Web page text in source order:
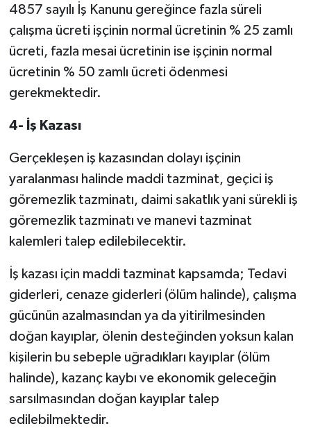
4857 sayılı İş Kanunu gereğince fazla süreli
çalışma ücreti işçinin normal ücretinin % 25 zamlı
ücreti, fazla mesai ücretinin ise işçinin normal
ücretinin % 50 zamlı ücreti ödenmesi
gerekmektedir.
4- İş Kazası
Gerçekleşen iş kazasından dolayı işçinin
yaralanması halinde maddi tazminat, geçici iş
göremezlik tazminatı, daimi sakatlık yani sürekli iş
göremezlik tazminatı ve manevi tazminat
kalemleri talep edilebilecektir.
İş kazası için maddi tazminat kapsamda; Tedavi
giderleri, cenaze giderleri (ölüm halinde), çalışma
gücünün azalmasından ya da yitirilmesinden
doğan kayıplar, ölenin desteğinden yoksun kalan
kişilerin bu sebeple uğradıkları kayıplar (ölüm
halinde), kazanç kaybı ve ekonomik geleceğin
sarsılmasından doğan kayıplar talep
edilebilmektedir.